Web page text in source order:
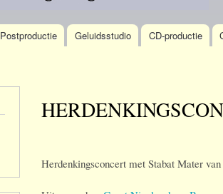
Postproductie Geluidsstudio CD-productie
Herdenkingsconcert met Stabat Mater